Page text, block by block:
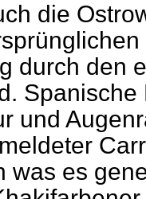
die
durch den
und
was es